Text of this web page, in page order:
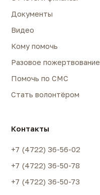
Документы
Видео
Кому помочь
Разовое пожертвование
Помочь по СМС
Стать волонтёром
Контакты
+7 (4722) 36-56-02
+7 (4722) 36-50-78
+7 (4722) 36-50-73